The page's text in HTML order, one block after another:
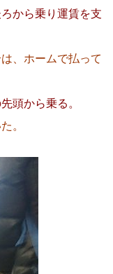
から乗り運賃を支
、ホームで払って
頭から乗る。
。